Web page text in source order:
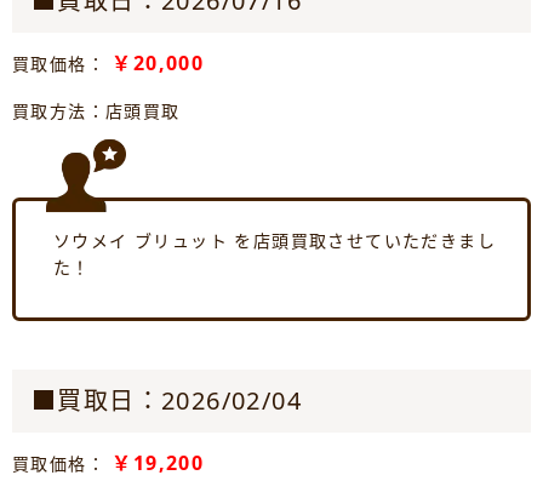
買取価格： ￥20,000
買取方法：店頭買取
ソウメイ ブリュット を店頭買取させていただきまし
た！
■買取日：2026/02/04
買取価格： ￥19,200